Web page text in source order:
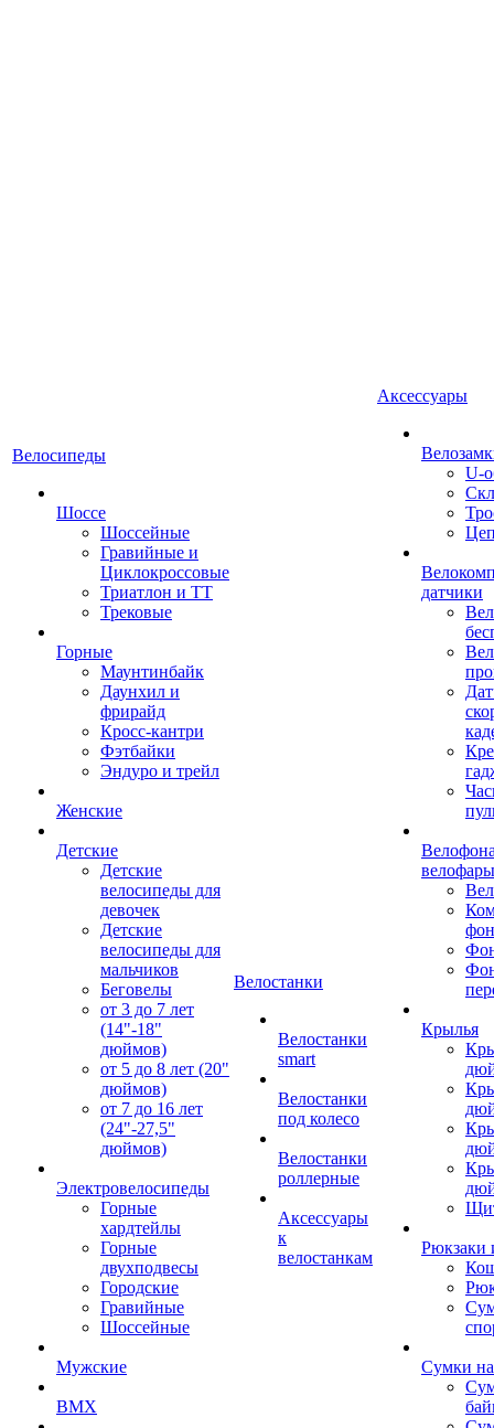
Велосипеды
Шоссе
Шоссейные
Гравийные и
Циклокроссовые
Триатлон и ТТ
Трековые
Горные
Маунтинбайк
Даунхил и
фрирайд
Кросс-кантри
Фэтбайки
Эндуро и трейл
Женские
Детские
Детские
велосипеды для
девочек
Детские
велосипеды для
мальчиков
Беговелы
от 3 до 7 лет
(14"-18"
дюймов)
от 5 до 8 лет (20"
дюймов)
от 7 до 16 лет
(24"-27,5"
дюймов)
Электровелосипеды
Горные
хардтейлы
Горные
двухподвесы
Городские
Гравийные
Шоссейные
Мужские
BMX
Велостанки
Велостанки
smart
Велостанки
под колесо
Велостанки
роллерные
Аксессуары
к
велостанкам
Аксессуары
U-
датчики
велофары
Крылья
Рюкзаки
Сумки